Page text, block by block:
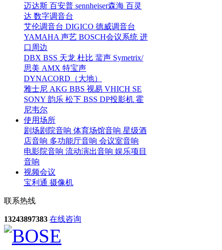
迈达斯 百安普 sennheiser森海 百灵
达 数字调音台
艾伦调音台 DIGICO 德威调音台
YAMAHA 声艺 BOSCH会议系统 进
口周边
DBX BSS 天龙 杜比 蜚声 Symetrix/
思美 AMX 特宝声
DYNACORD（大地）
雅士尼 AKG BBS 视易 VHICH SE
SONY 韵乐 松下 BSS DP投影机 霍
尼韦尔
使用场所
剧场剧院音响 体育场馆音响 星级酒
店音响 多功能厅音响 会议室音响
电影院音响 流动演出音响 娱乐项目
音响
视频会议
宝利通 摄像机
联系热线
13243897383 在线咨询